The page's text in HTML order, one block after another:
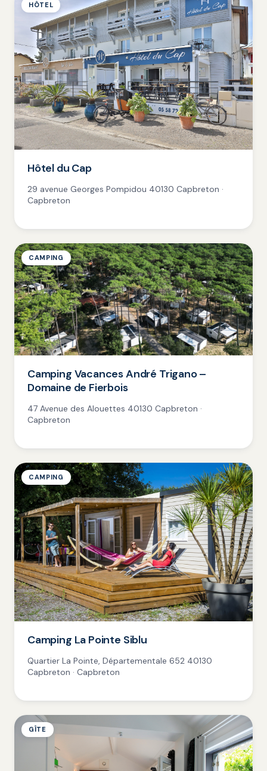
HÔTEL
Hôtel du Cap
29 avenue Georges Pompidou 40130 Capbreton ·
Capbreton
CAMPING
Camping Vacances André Trigano –
Domaine de Fierbois
47 Avenue des Alouettes 40130 Capbreton ·
Capbreton
CAMPING
Camping La Pointe Siblu
Quartier La Pointe, Départementale 652 40130
Capbreton · Capbreton
GÎTE